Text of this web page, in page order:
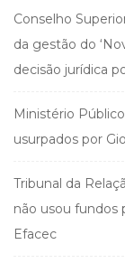
Conselho
da gestão do
decisão jurídica
Ministério
usurpados por
Tribunal da
não usou fundos
Efacec